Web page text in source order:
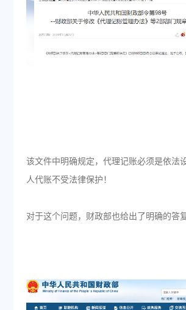
该文件中明确规定，代理记账必须是依法
人代账不受法律保护！
对于这个问题，财政部也给出了明确的答复